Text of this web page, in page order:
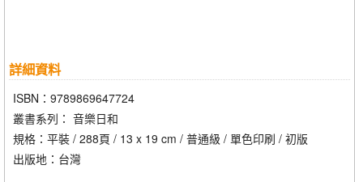
詳細資料
ISBN：9789869647724
叢書系列： 音樂日和
規格：平裝 / 288頁 / 13 x 19 cm / 普通級 / 單色印刷 / 初版
出版地：台灣